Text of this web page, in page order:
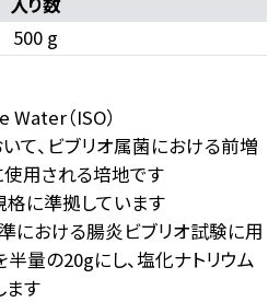
500 g
（ISO）
て、ビブリオ属菌における前増
用される培地です
格に準拠しています
における腸炎ビブリオ試験に用
量の20gにし、塩化ナトリウム
ます